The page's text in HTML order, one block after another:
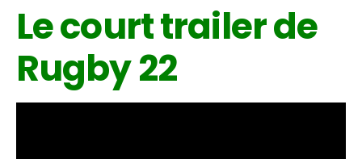
Le court trailer de
Rugby 22